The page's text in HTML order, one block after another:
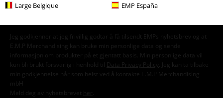
Large Belgique EMP España
Jeg godkjenner at jeg frivillig godtar å få tilsendt EMPs nyhetsbrev og at
E.M.P Merchandising kan bruke min personlige data og sende
informasjon om produkter på et gjentatt basis. Min personlige data vil
kun bli brukt forsvarlig i henhold til
Data Privacy Policy
. Jeg kan ta tilbake
min godkjennelse når som helst ved å kontakte E.M.P Merchandising
mbH
Meld deg av nyhetsbrevet her